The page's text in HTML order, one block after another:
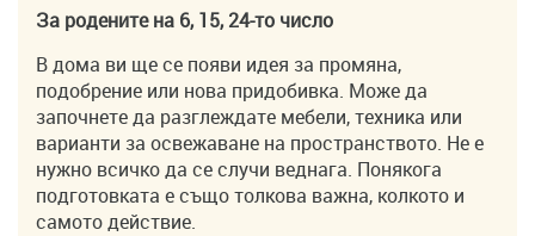
За родените на 6, 15, 24-то число
В дома ви ще се появи идея за промяна,
подобрение или нова придобивка. Може да
започнете да разглеждате мебели, техника или
варианти за освежаване на пространството. Не е
нужно всичко да се случи веднага. Понякога
подготовката е също толкова важна, колкото и
самото действие.